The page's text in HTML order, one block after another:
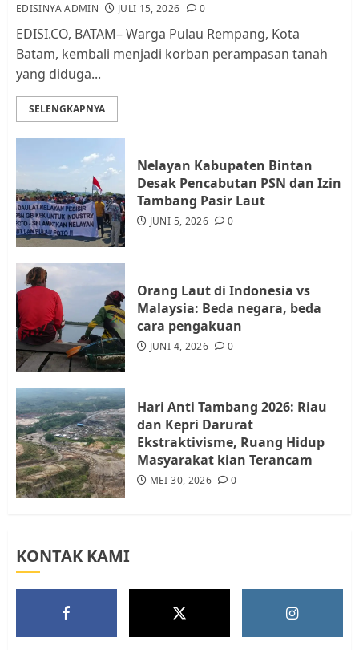
AGUSTUS 1, 2026
4
Warga Rempang Ajukan
Audiensi dengan Wali Kota
5
Tim Advokasi Desak BP Batam
Berhenti Merampas Tanah
EDISINYA ADMIN JULI 15, 2026 0
EDISI.CO, BATAM– Warga Pulau Rempang, Kota
Batam, kembali menjadi korban perampasan tanah
yang diduga...
SELENGKAPNYA
Nelayan Kabupaten Bintan
Desak Pencabutan PSN dan Izin
Tambang Pasir Laut
JUNI 5, 2026 0
Orang Laut di Indonesia vs
Malaysia: Beda negara, beda
cara pengakuan
JUNI 4, 2026 0
Hari Anti Tambang 2026: Riau
dan Kepri Darurat
Ekstraktivisme, Ruang Hidup
Masyarakat kian Terancam
MEI 30, 2026 0
KONTAK KAMI